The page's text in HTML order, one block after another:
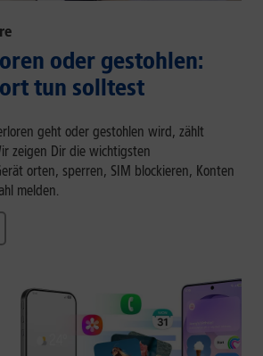
oder gestohlen:
tun solltest
geht oder gestohlen wird, zählt
zeigen Dir die wichtigsten
orten, sperren, SIM blockieren, Konten
melden.